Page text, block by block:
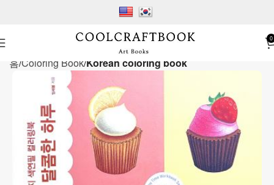
0
홈 Coloring Book Korean coloring book